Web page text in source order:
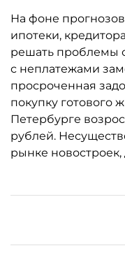
На фоне
ипотеки,
решать проблемы
с неплатежами
просроченная
покупку готового
Петербурге
рублей.
рынке новостроек,